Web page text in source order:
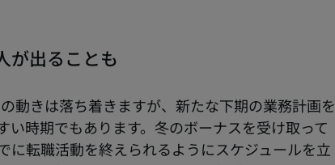
が出ることも
動きは落ち着きますが、新たな下期の業務計画を
い時期でもあります。冬のボーナスを受け取って
に転職活動を終えられるようにスケジュールを立